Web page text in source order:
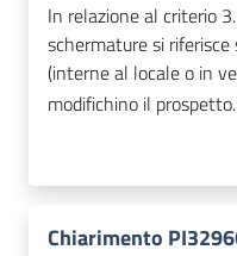
In relazione al criterio
schermature si
(interne al locale o in
modifichino il prospetto.
Chiarimento